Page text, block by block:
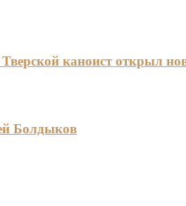
каноист открыл
Болдыков